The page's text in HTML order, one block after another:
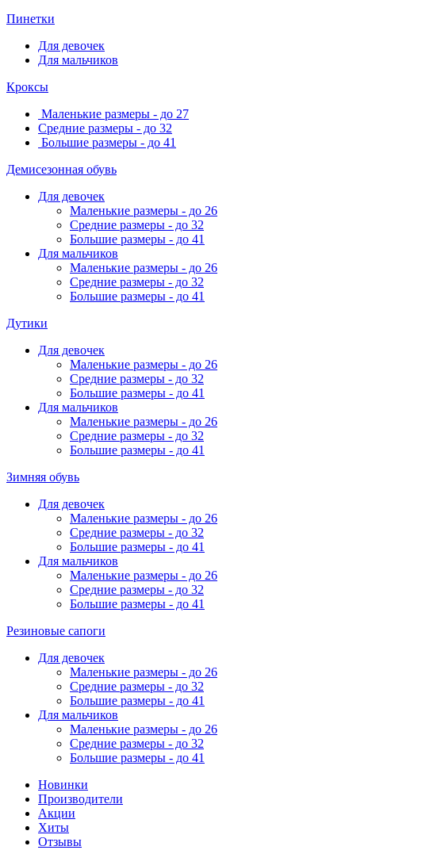
Пинетки
Для девочек
Для мальчиков
Кроксы
Маленькие размеры - до 27
Средние размеры - до 32
Большие размеры - до 41
Демисезонная обувь
Для девочек
Маленькие размеры - до 26
Средние размеры - до 32
Большие размеры - до 41
Для мальчиков
Маленькие размеры - до 26
Средние размеры - до 32
Большие размеры - до 41
Дутики
Для девочек
Маленькие размеры - до 26
Средние размеры - до 32
Большие размеры - до 41
Для мальчиков
Маленькие размеры - до 26
Средние размеры - до 32
Большие размеры - до 41
Зимняя обувь
Для девочек
Маленькие размеры - до 26
Средние размеры - до 32
Большие размеры - до 41
Для мальчиков
Маленькие размеры - до 26
Средние размеры - до 32
Большие размеры - до 41
Резиновые сапоги
Для девочек
Маленькие размеры - до 26
Средние размеры - до 32
Большие размеры - до 41
Для мальчиков
Маленькие размеры - до 26
Средние размеры - до 32
Большие размеры - до 41
Новинки
Производители
Акции
Хиты
Отзывы